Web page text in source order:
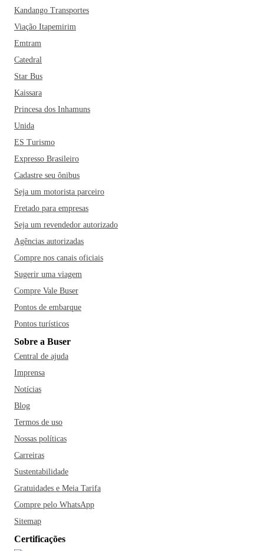
Kandango Transportes
Viação Itapemirim
Emtram
Catedral
Star Bus
Kaissara
Princesa dos Inhamuns
Unida
ES Turismo
Expresso Brasileiro
Cadastre seu ônibus
Seja um motorista parceiro
Fretado para empresas
Seja um revendedor autorizado
Agências autorizadas
Compre nos canais oficiais
Sugerir uma viagem
Compre Vale Buser
Pontos de embarque
Pontos turísticos
Sobre a Buser
Central de ajuda
Imprensa
Notícias
Blog
Termos de uso
Nossas políticas
Carreiras
Sustentabilidade
Gratuidades e Meia Tarifa
Compre pelo WhatsApp
Sitemap
Certificações